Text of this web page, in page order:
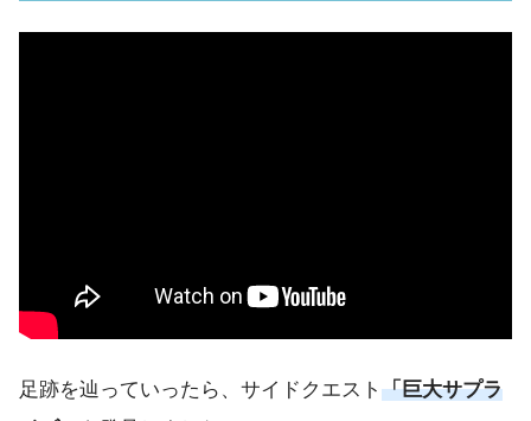
足跡を辿っていったら、サイドクエスト 「巨大サプラ